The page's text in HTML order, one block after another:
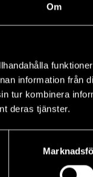
Om
information från
tur kombinera
deras tjänster.
Beställ